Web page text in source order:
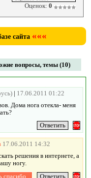
Оценок: 0
сайта «««
вопросы, темы (10)
| 17.06.2011 01:22
Дома нога отекла- меня
17.06.2011 14:32
решения в интернете, а
ногу.